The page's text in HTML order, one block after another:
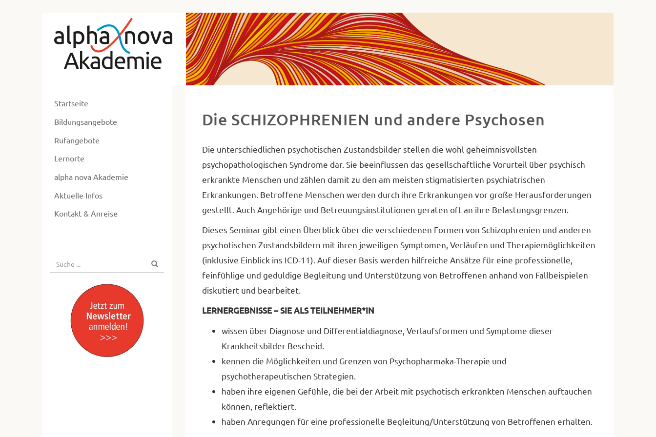
Alpha
Nova
Akademie
Neues
entdecken,
erschließen
und
umsetzen.
Startseite
Bildungsangebote
Rufangebote
Lernorte
alpha nova Akademie
Aktuelle Infos
Kontakt & Anreise
Suche
nach:
Suchen
Die SCHIZOPHRENIEN und andere Psychosen
Die unterschiedlichen psychotischen Zustandsbilder stellen die wohl geheimnisvollsten
psychopathologischen Syndrome dar. Sie beeinflussen das gesellschaftliche Vorurteil über psychisch
erkrankte Menschen und zählen damit zu den am meisten stigmatisierten psychiatrischen
Erkrankungen. Betroffene Menschen werden durch ihre Erkrankungen vor große Herausforderungen
gestellt. Auch Angehörige und Betreuungsinstitutionen geraten oft an ihre Belastungsgrenzen.
Dieses Seminar gibt einen Überblick über die verschiedenen Formen von Schizophrenien und anderen
psychotischen Zustandsbildern mit ihren jeweiligen Symptomen, Verläufen und Therapiemöglichkeiten
(inklusive Einblick ins ICD-11). Auf dieser Basis werden hilfreiche Ansätze für eine professionelle,
feinfühlige und geduldige Begleitung und Unterstützung von Betroffenen anhand von Fallbeispielen
diskutiert und bearbeitet.
LERNERGEBNISSE – SIE ALS TEILNEHMER*IN
wissen über Diagnose und Differentialdiagnose, Verlaufsformen und Symptome dieser
Krankheitsbilder Bescheid.
kennen die Möglichkeiten und Grenzen von Psychopharmaka-Therapie und
psychotherapeutischen Strategien.
haben ihre eigenen Gefühle, die bei der Arbeit mit psychotisch erkrankten Menschen auftauchen
können, reflektiert.
haben Anregungen für eine professionelle Begleitung/Unterstützung von Betroffenen erhalten.